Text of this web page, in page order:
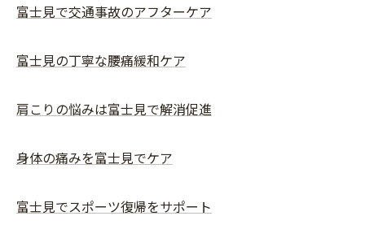
富士見で交通事故のアフターケア
富士見の丁寧な腰痛緩和ケア
肩こりの悩みは富士見で解消促進
身体の痛みを富士見でケア
富士見でスポーツ復帰をサポート